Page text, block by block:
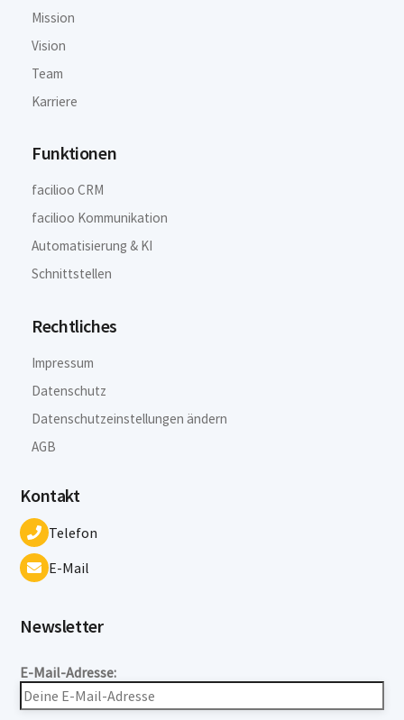
Mission
Vision
Team
Karriere
Funktionen
facilioo CRM
facilioo Kommunikation
Automatisierung & KI
Schnittstellen
Rechtliches
Impressum
Datenschutz
Datenschutzeinstellungen ändern
AGB
Kontakt
Telefon
E-Mail
Newsletter
E-Mail-Adresse: